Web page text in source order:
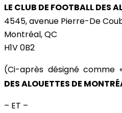
LE CLUB DE FOOTBALL DES
4545, avenue Pierre-De
Montréal, QC
H1V 0B2
(Ci-après désigné comme
DES ALOUETTES DE
– ET –